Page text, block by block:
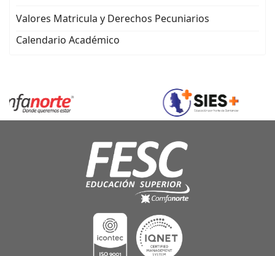
Valores Matricula y Derechos Pecuniarios
Calendario Académico